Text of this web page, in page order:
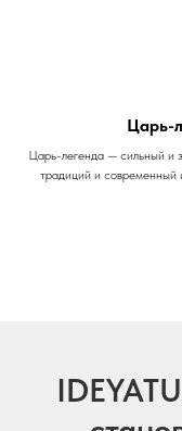
Царь-
Царь-легенда — сильный и
традиций и современный